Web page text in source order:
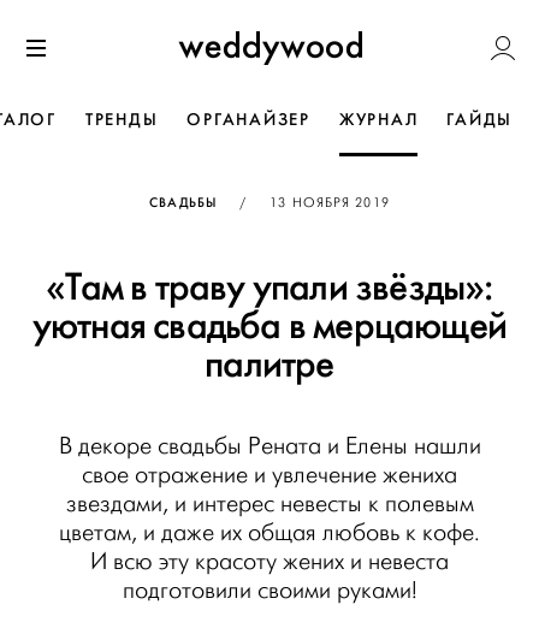
к содержанию
Weddywood
ТРЕНДЫ ОРГАНАЙЗЕР ЖУРНАЛ ГАЙДЫ
СВАДЬБЫ / ОПУБЛИКОВАНО
13 НОЯБРЯ 2019
«Там в траву упали звёзды»:
уютная свадьба в мерцающей
палитре
В декоре свадьбы Рената и Елены нашли
свое отражение и увлечение жениха
звездами, и интерес невесты к полевым
цветам, и даже их общая любовь к кофе.
И всю эту красоту жених и невеста
подготовили своими руками!